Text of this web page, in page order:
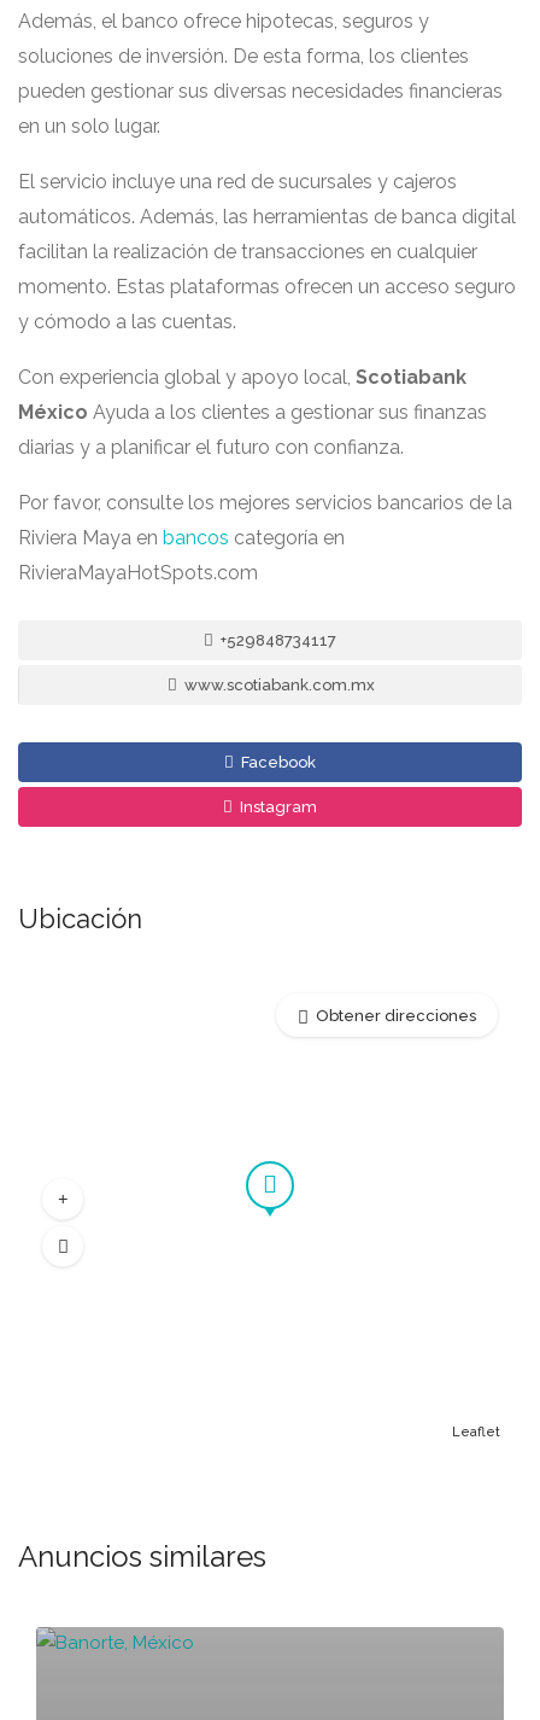
Además, el banco ofrece hipotecas, seguros y
soluciones de inversión. De esta forma, los clientes
pueden gestionar sus diversas necesidades financieras
en un solo lugar.
El servicio incluye una red de sucursales y cajeros
automáticos. Además, las herramientas de banca digital
facilitan la realización de transacciones en cualquier
momento. Estas plataformas ofrecen un acceso seguro
y cómodo a las cuentas.
Con experiencia global y apoyo local, Scotiabank
México Ayuda a los clientes a gestionar sus finanzas
diarias y a planificar el futuro con confianza.
Por favor, consulte los mejores servicios bancarios de la
Riviera Maya en bancos categoría en
RivieraMayaHotSpots.com
+529848734117
www.scotiabank.com.mx
Facebook
Instagram
Ubicación
Leaflet
Obtener direcciones
Anuncios similares